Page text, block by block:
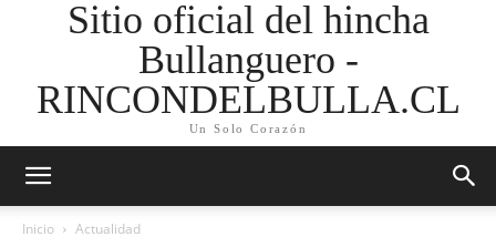
Sitio oficial del hincha
Bullanguero -
RINCONDELBULLA.CL
Un Solo Corazón
Inicio Actualidad